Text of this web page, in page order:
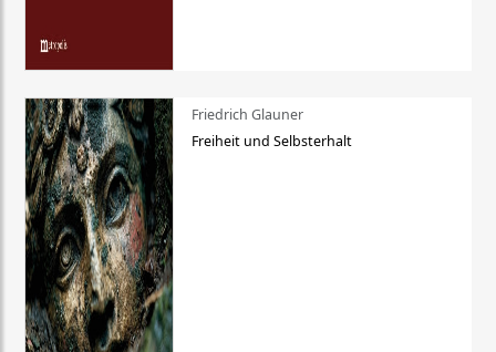
Friedrich Glauner
Freiheit und Selbsterhalt